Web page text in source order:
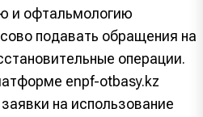
и офтальмологию
подавать обращения на
операции.
enpf-otbasy.kz
на использование